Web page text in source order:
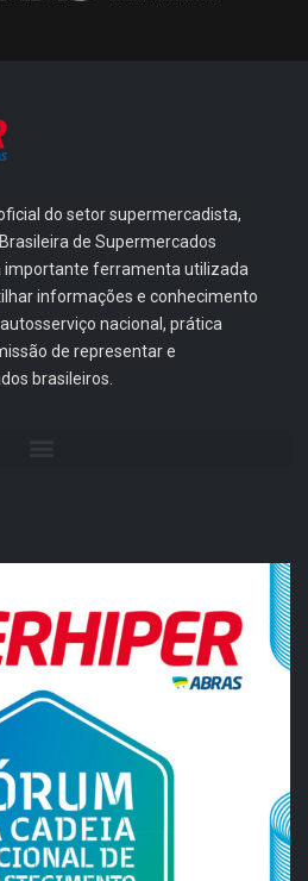
do setor supermercadista,
de Supermercados
importante ferramenta utilizada
informações e conhecimento
nacional, prática
de representar e
brasileiros.